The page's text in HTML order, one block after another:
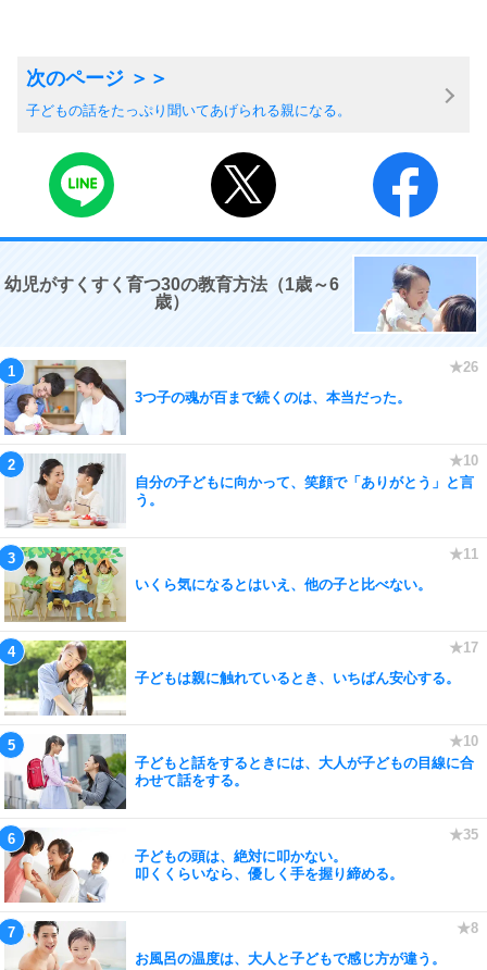
子どもの話をたっぷり聞いてあげられる親になる。
幼児がすくすく育つ30の教育方法（1歳～6
歳）
3つ子の魂が百まで続くのは、本当だった。
自分の子どもに向かって、笑顔で「ありがとう」と言
う。
いくら気になるとはいえ、他の子と比べない。
子どもは親に触れているとき、いちばん安心する。
子どもと話をするときには、大人が子どもの目線に合
わせて話をする。
子どもの頭は、絶対に叩かない。
叩くくらいなら、優しく手を握り締める。
お風呂の温度は、大人と子どもで感じ方が違う。